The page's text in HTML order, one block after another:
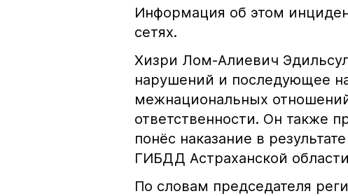
Информация об этом
сетях.
Хизри Лом-Алиевич
нарушений и последующее
межнациональных
ответственности. Он также
понёс наказание в
ГИБДД Астраханской
По словам председателя